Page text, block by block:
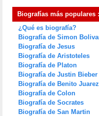
Biografías más populares :
¿Qué es biografía?
Biografía de Simon
Biografía de Jesus
Biografía de Aristoteles
Biografía de Platon
Biografía de Justin Bieber
Biografía de Benito Juarez
Biografía de Colon
Biografía de Socrates
Biografía de San Martin